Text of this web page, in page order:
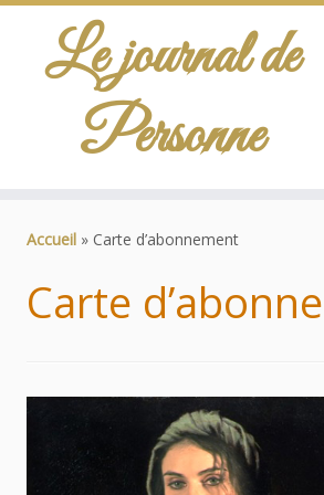
Le journal de
Personne
Accueil » Carte d’abonnement
Carte